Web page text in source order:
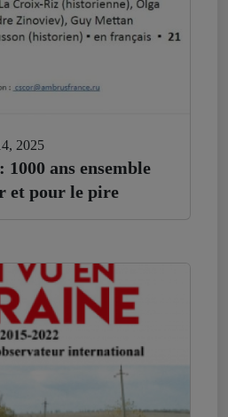
2025
1000 ans ensemble
et pour le pire